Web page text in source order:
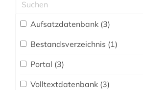
Ethnologie (1)
(4)
Aufsatzdatenbank (3)
Bestandsverzeichnis (1)
Portal (3)
Volltextdatenbank (3)